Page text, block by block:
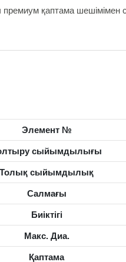
қаптама шешімімен
Элемент №
сыйымдылығы
Толық сыйымдылық
Салмағы
Биіктігі
Макс. Диа.
Қаптама